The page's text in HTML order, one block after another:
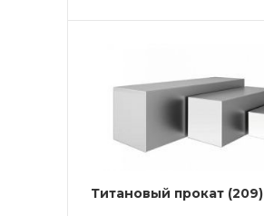
Титановый прокат (209)